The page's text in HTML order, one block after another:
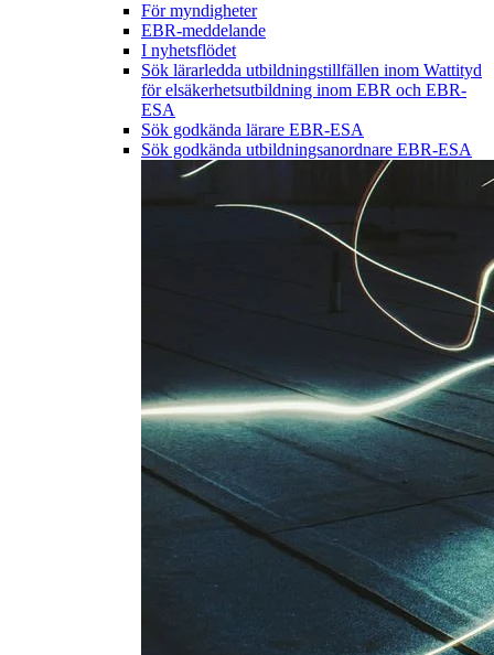
För myndigheter
EBR-meddelande
I nyhetsflödet
Sök lärarledda utbildningstillfällen inom Wattityd
för elsäkerhetsutbildning inom EBR och EBR-
ESA
Sök godkända lärare EBR-ESA
Sök godkända utbildningsanordnare EBR-ESA